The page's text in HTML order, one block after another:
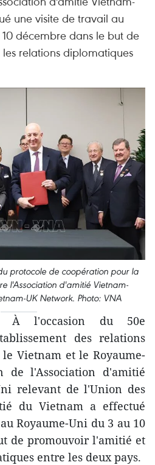
une visite de travail au
décembre dans le but de
relations diplomatiques
protocole de coopération pour la
l'Association d'amitié Vietnam-
UK Network. Photo: VNA
À l'occasion du 50e
des relations
Vietnam et le Royaume-
de l'Association d'amitié
relevant de l'Union des
du Vietnam a effectué
Royaume-Uni du 3 au 10
de promouvoir l'amitié et
entre les deux pays.